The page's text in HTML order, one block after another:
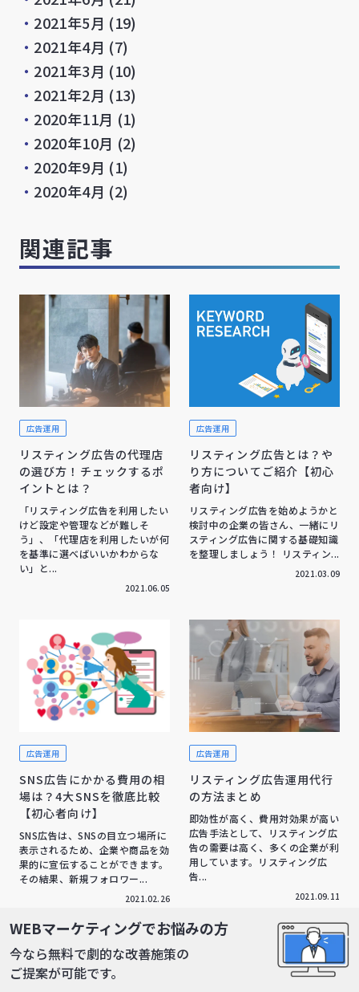
・ 2021年5月 (19)
・ 2021年4月 (7)
・ 2021年3月 (10)
・ 2021年2月 (13)
・ 2020年11月 (1)
・ 2020年10月 (2)
・ 2020年9月 (1)
・ 2020年4月 (2)
関連記事
広告運用
リスティング広告の代理店
の選び方！チェックするポ
イントとは？
「リスティング広告を利用したい
けど設定や管理などが難しそ
う」、「代理店を利用したいが何
を基準に選べばいいかわからな
い」と...
2021.06.05
広告運用
リスティング広告とは？や
り方についてご紹介【初心
者向け】
リスティング広告を始めようかと
検討中の企業の皆さん、一緒にリ
スティング広告に関する基礎知識
を整理しましょう！ リスティン...
2021.03.09
広告運用
SNS広告にかかる費用の相
場は？4大SNSを徹底比較
【初心者向け】
SNS広告は、SNSの目立つ場所に
表示されるため、企業や商品を効
果的に宣伝することができます。
その結果、新規フォロワー...
2021.02.26
広告運用
リスティング広告運用代行
の方法まとめ
即効性が高く、費用対効果が高い
広告手法として、リスティング広
告の需要は高く、多くの企業が利
用しています。リスティング広
告...
2021.09.11
WEBマーケティングでお悩みの方
今なら無料で劇的な改善施策の
ご提案が可能です。